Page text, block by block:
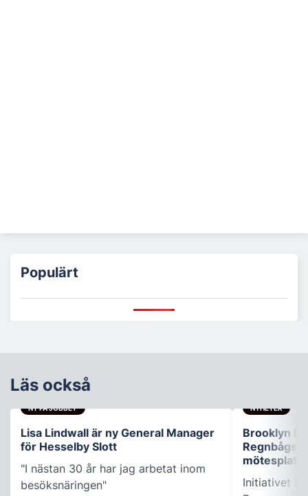
Populärt
Läs också
NY PÅ JOBBET
Lisa Lindwall är ny General Manager
för Hesselby Slott
"I nästan 30 år har jag arbetat inom
besöksnäringen"
NYHETER
Brooklyn
Initiativet